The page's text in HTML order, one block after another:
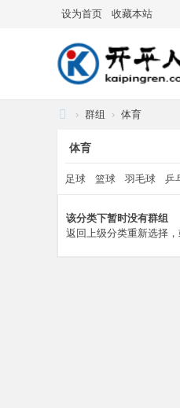
设为首页 收藏本站
人
› 群组 › 体育
体育
足球 篮球 羽毛球 乒
该分类下暂时没有群组
返回上级分类重新选择